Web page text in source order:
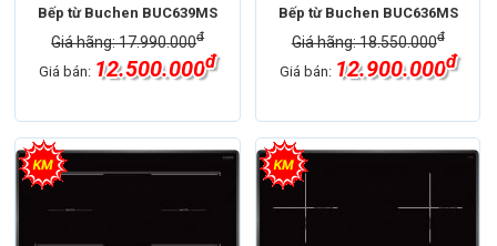
Bếp từ Buchen BUC639MS
Giá hãng: 17.990.000đ
Giá bán: 12.500.000đ
Bếp từ Buchen BUC636MS
Giá hãng: 18.550.000đ
Giá bán: 12.900.000đ